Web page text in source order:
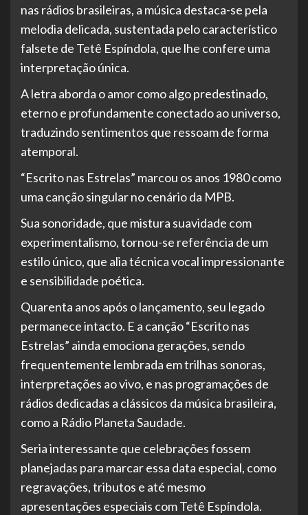
nas rádios brasileiras, a música destaca-se pela
melodia delicada, sustentada pelo característico
falsete de Tetê Espíndola, que lhe confere uma
interpretação única.
A letra aborda o amor como algo predestinado,
eterno e profundamente conectado ao universo,
traduzindo sentimentos que ressoam de forma
atemporal.
“Escrito nas Estrelas” marcou os anos 1980 como
uma canção singular no cenário da MPB.
Sua sonoridade, que mistura suavidade com
experimentalismo, tornou-se referência de um
estilo único, que alia técnica vocal impressionante
e sensibilidade poética.
Quarenta anos após o lançamento, seu legado
permanece intacto. E a canção “Escrito nas
Estrelas” ainda emociona gerações, sendo
frequentemente lembrada em trilhas sonoras,
interpretações ao vivo, e nas programações de
rádios dedicadas a clássicos da música brasileira,
como a Rádio Planeta Saudade.
Seria interessante que celebrações fossem
planejadas para marcar essa data especial, como
regravações, tributos e até mesmo
apresentações especiais com Tetê Espíndola.